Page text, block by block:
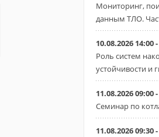
Мониторинг,
данным ТЛО.
10.08.2026 14:00
Роль систем
устойчивости и
11.08.2026 09:00
Семинар по
11.08.2026 09:30